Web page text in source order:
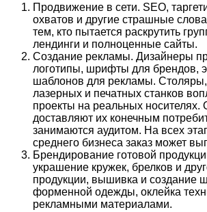
Продвижение в сети. SEO,
охватов и другие страшные
тем, кто пытается раскрутить
лендинги и полноценные сайты.
Создание рекламы. Дизайнеры
логотипы, шрифты для брендов,
шаблонов для рекламы.
лазерных и печатных станков
проекты на реальных носителях.
доставляют их конечным
занимаются аудитом. На всех
среднего бизнеса заказ может
Брендирование готовой
украшение кружек, брелков и
продукции, вышивка и создание
форменной одежды, оклейка
рекламными материалами.